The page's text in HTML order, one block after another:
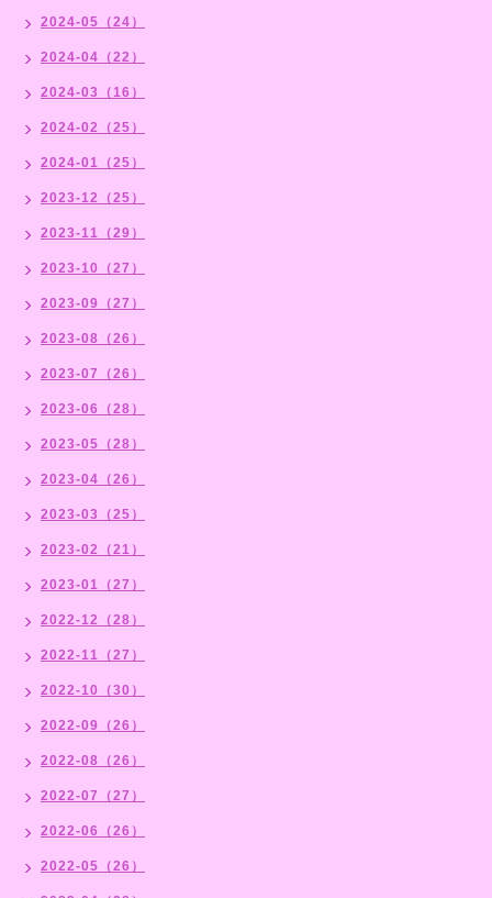
2024-05（24）
2024-04（22）
2024-03（16）
2024-02（25）
2024-01（25）
2023-12（25）
2023-11（29）
2023-10（27）
2023-09（27）
2023-08（26）
2023-07（26）
2023-06（28）
2023-05（28）
2023-04（26）
2023-03（25）
2023-02（21）
2023-01（27）
2022-12（28）
2022-11（27）
2022-10（30）
2022-09（26）
2022-08（26）
2022-07（27）
2022-06（26）
2022-05（26）